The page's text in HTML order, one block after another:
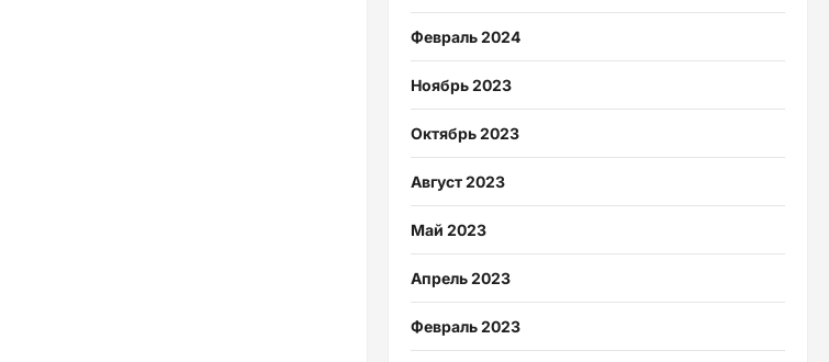
Февраль 2024
Ноябрь 2023
Октябрь 2023
Август 2023
Май 2023
Апрель 2023
Февраль 2023